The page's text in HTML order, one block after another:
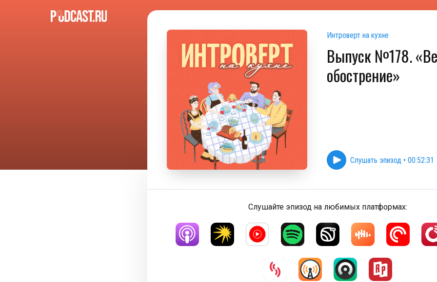
Интроверт на кухне
Выпуск №178.
обострение»
Слушать эпизод • 00:52:31
Слушайте эпизод на любимых платформах: